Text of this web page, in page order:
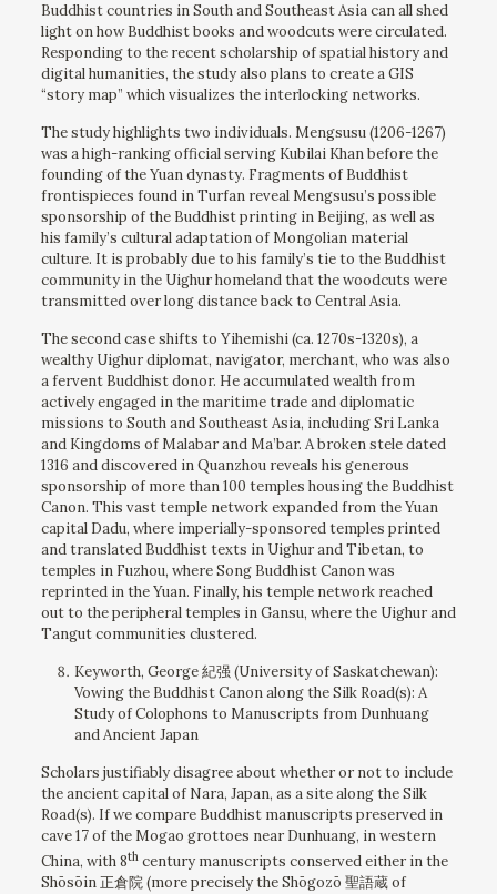
Buddhist countries in South and Southeast Asia can all shed
light on how Buddhist books and woodcuts were circulated.
Responding to the recent scholarship of spatial history and
digital humanities, the study also plans to create a GIS
“story map” which visualizes the interlocking networks.
The study highlights two individuals. Mengsusu (1206-1267)
was a high-ranking official serving Kubilai Khan before the
founding of the Yuan dynasty. Fragments of Buddhist
frontispieces found in Turfan reveal Mengsusu’s possible
sponsorship of the Buddhist printing in Beijing, as well as
his family’s cultural adaptation of Mongolian material
culture. It is probably due to his family’s tie to the Buddhist
community in the Uighur homeland that the woodcuts were
transmitted over long distance back to Central Asia.
The second case shifts to Yihemishi (ca. 1270s-1320s), a
wealthy Uighur diplomat, navigator, merchant, who was also
a fervent Buddhist donor. He accumulated wealth from
actively engaged in the maritime trade and diplomatic
missions to South and Southeast Asia, including Sri Lanka
and Kingdoms of Malabar and Ma’bar. A broken stele dated
1316 and discovered in Quanzhou reveals his generous
sponsorship of more than 100 temples housing the Buddhist
Canon. This vast temple network expanded from the Yuan
capital Dadu, where imperially-sponsored temples printed
and translated Buddhist texts in Uighur and Tibetan, to
temples in Fuzhou, where Song Buddhist Canon was
reprinted in the Yuan. Finally, his temple network reached
out to the peripheral temples in Gansu, where the Uighur and
Tangut communities clustered.
Keyworth, George 紀强 (University of Saskatchewan):
Vowing the Buddhist Canon along the Silk Road(s): A
Study of Colophons to Manuscripts from Dunhuang
and Ancient Japan
Scholars justifiably disagree about whether or not to include
the ancient capital of Nara, Japan, as a site along the Silk
Road(s). If we compare Buddhist manuscripts preserved in
cave 17 of the Mogao grottoes near Dunhuang, in western
China, with 8thcentury manuscripts conserved either in the
Shōsōin 正倉院 (more precisely the Shōgozō 聖語蔵 of